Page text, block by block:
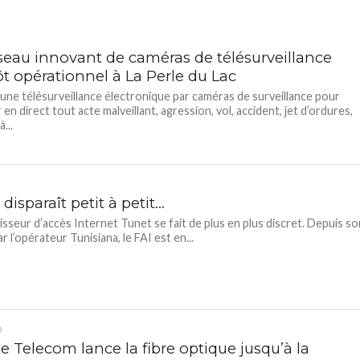
innovant de caméras de télésurveillance
opérationnel à La Perle du Lac
télésurveillance électronique par caméras de surveillance pour
direct tout acte malveillant, agression, vol, accident, jet d’ordures,
petit à petit…
d’accès Internet Tunet se fait de plus en plus discret. Depuis
l’opérateur Tunisiana, le FAI est en...
Telecom lance la fibre optique jusqu’à la